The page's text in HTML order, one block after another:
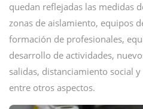
quedan reflejadas las medidas
zonas de aislamiento, equipos
formación de profesionales,
desarrollo de actividades,
salidas, distanciamiento social
entre otros aspectos.